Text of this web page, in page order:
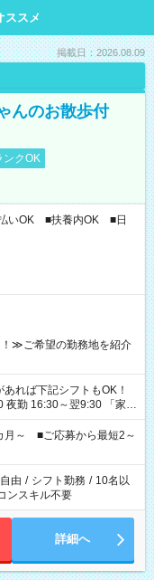
ススメ
掲載日：2026.08.09
んのお散歩付
ンクOK
いOK ■扶養内OK ■日
≫ご希望の勤務地を紹介
16:30～翌9:30 「家族
夕飯の準備がしたい」
ご希望を教えてください
計で週40時間を超える場
月～ ■ご応募から最短2～
由 / シフト勤務 / 10名以
ンスキル不要
詳細へ